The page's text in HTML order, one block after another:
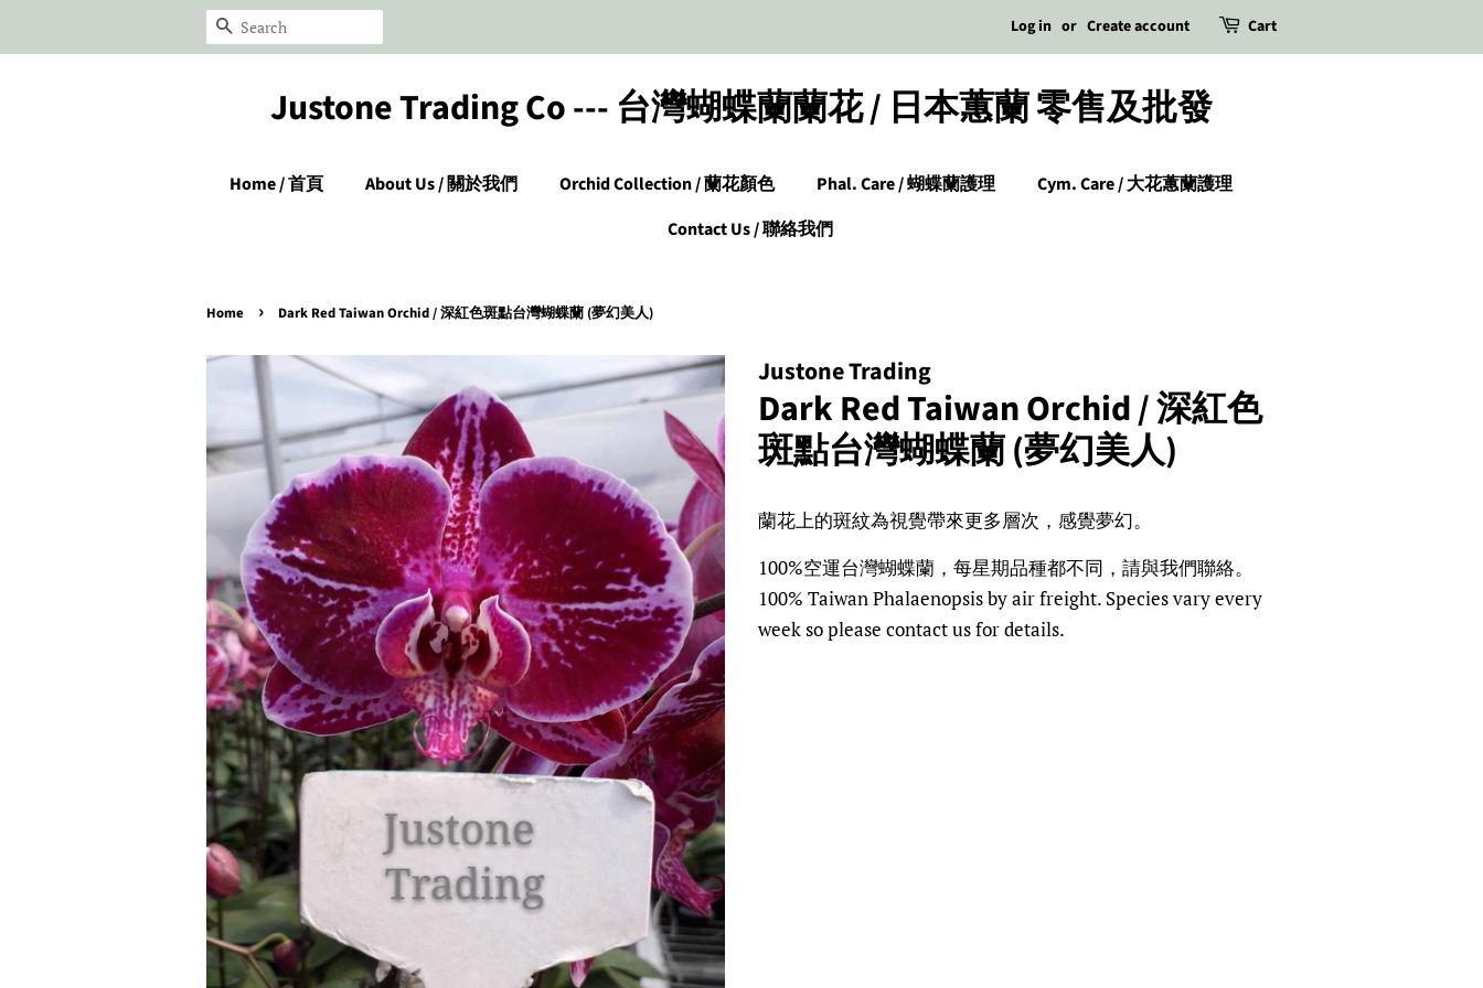
Search Log in or Create account Cart
Justone Trading Co --- 台灣蝴蝶蘭蘭花 / 日本蕙蘭 零售及批發
Home / 首頁 About Us / 關於我們 Orchid Collection / 蘭花顏色 Phal. Care / 蝴蝶蘭護理
Cym. Care / 大花蕙蘭護理
Contact Us / 聯絡我們
Home › Dark Red Taiwan Orchid / 深紅色斑點台灣蝴蝶蘭 (夢幻美人)
Justone Trading
Dark Red Taiwan Orchid / 深紅色
斑點台灣蝴蝶蘭 (夢幻美人)
Regular
Sale
蘭花上的斑紋為視覺帶來更多層次，感覺夢幻。
100%空運台灣蝴蝶蘭，每星期品種都不同，請與我們聯絡。
100% Taiwan Phalaenopsis by air freight. Species vary every
week so please contact us for details.